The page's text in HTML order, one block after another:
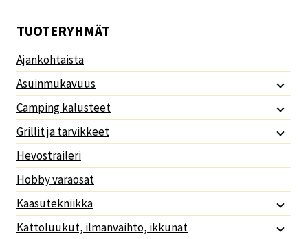
TUOTERYHMÄT
Ajankohtaista
Asuinmukavuus
Camping kalusteet
Grillit ja tarvikkeet
Hevostraileri
Hobby varaosat
Kaasutekniikka
Kattoluukut, ilmanvaihto, ikkunat